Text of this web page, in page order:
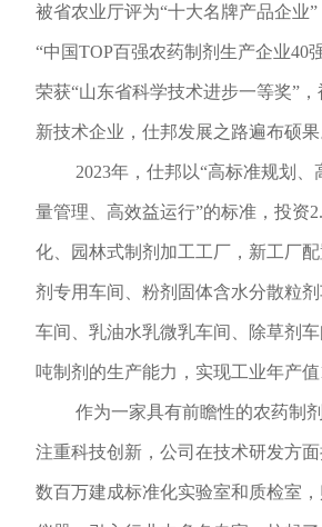
被省农业厅评为“十大名牌产品企业”
“中国TOP百强农药制剂生产企业40
荣获“山东省科学技术进步一等奖”，
新技术企业 ，仕邦发展之路遍布硕果
2023年，仕邦以“高标准规划
量管理、高效益运行”的标准，投资
化、园林式制剂加工工厂，新工厂
剂专用车间、粉剂固体含水分散粒
车间、乳油水乳微乳车间、除草剂
吨制剂的生产能力 ，实现工业年产值
作为一家具有前瞻性的农药制
注重科技创新，公司在技术研发方
数百万建成标准化实验室和质检室